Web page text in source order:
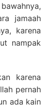
jamaah
karena
nampak
karena
pernah
ada kain